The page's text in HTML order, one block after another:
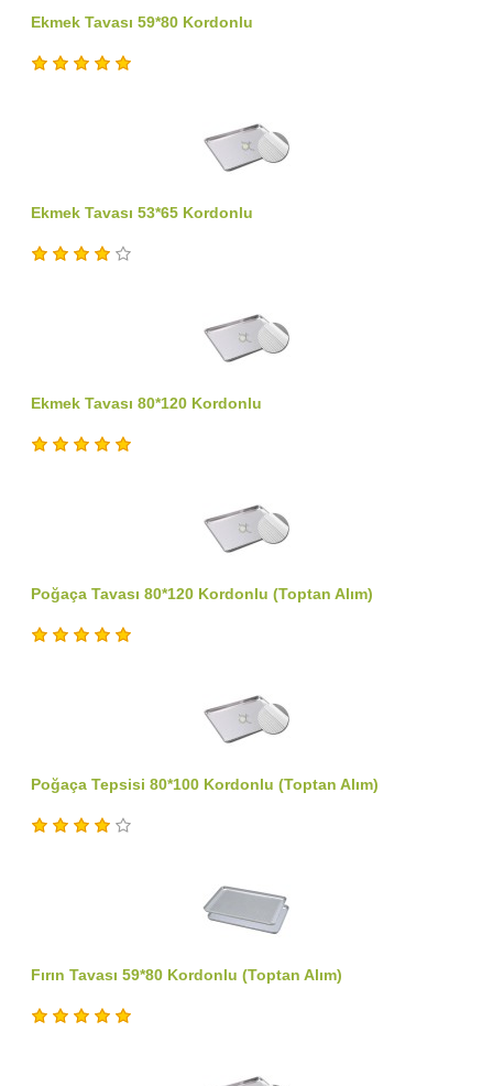
Ekmek Tavası 59*80 Kordonlu
Ekmek Tavası 53*65 Kordonlu
Ekmek Tavası 80*120 Kordonlu
Poğaça Tavası 80*120 Kordonlu (Toptan Alım)
Poğaça Tepsisi 80*100 Kordonlu (Toptan Alım)
Fırın Tavası 59*80 Kordonlu (Toptan Alım)